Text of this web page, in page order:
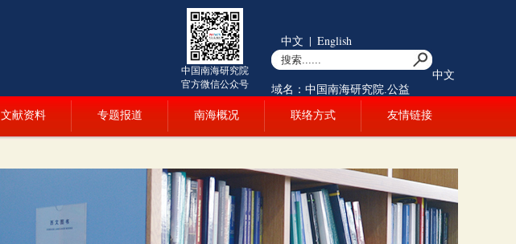
中国南海研究院
官方微信公众号
中文 | English
中文
域名：中国南海研究院.公益
文献资料 专题报道 南海概况 联络方式 友情链接